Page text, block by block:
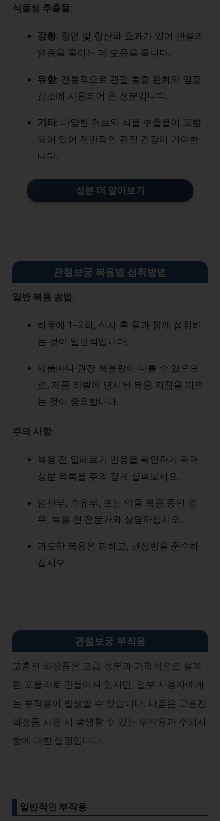
식물성 추출물:
강황: 항염 및 항산화 효과가 있어 관절의
염증을 줄이는 데 도움을 줍니다.
유향: 전통적으로 관절 통증 완화와 염증
감소에 사용되어 온 성분입니다.
기타: 다양한 허브와 식물 추출물이 포함
되어 있어 전반적인 관절 건강에 기여합
니다.
성분 더 알아보기
관절보궁 복용법 섭취방법
일반 복용 방법:
하루에 1~2회, 식사 후 물과 함께 섭취하
는 것이 일반적입니다.
제품마다 권장 복용량이 다를 수 있으므
로, 제품 라벨에 명시된 복용 지침을 따르
는 것이 중요합니다.
주의 사항:
복용 전 알레르기 반응을 확인하기 위해
성분 목록을 주의 깊게 살펴보세요.
임산부, 수유부, 또는 약물 복용 중인 경
우, 복용 전 전문가와 상담하십시오.
과도한 복용은 피하고, 권장량을 준수하
십시오.
관절보궁 부작용
고혼진 화장품은 고급 성분과 과학적으로 설계
된 포뮬라로 만들어져 있지만, 일부 사용자에게
는 부작용이 발생할 수 있습니다. 다음은 고혼진
화장품 사용 시 발생할 수 있는 부작용과 주의사
항에 대한 설명입니다.
일반적인 부작용